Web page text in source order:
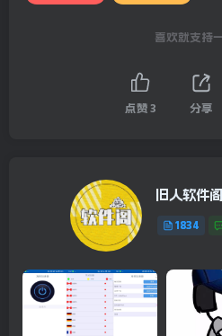
喜欢就支持
点赞 3 分享
旧人软件阁
1834